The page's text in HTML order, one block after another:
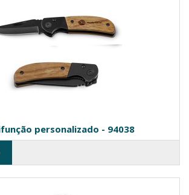
personalizado - 94038